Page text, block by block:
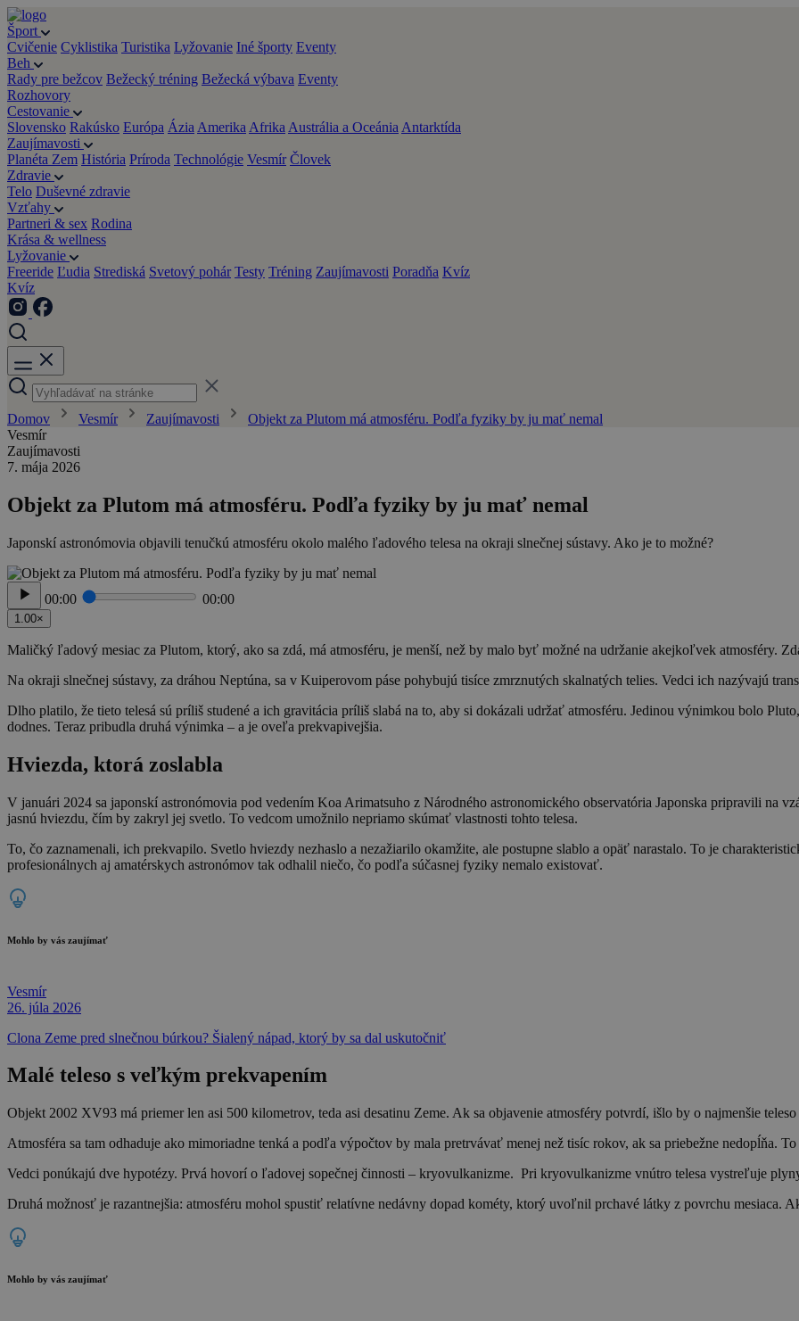
Šport
Cvičenie Cyklistika Turistika Lyžovanie Iné športy Eventy
Beh
Rady pre bežcov Bežecký tréning Bežecká výbava Eventy
Rozhovory
Cestovanie
Slovensko Rakúsko Európa Ázia Amerika Afrika Austrália a Oceánia Antarktída
Zaujímavosti
Planéta Zem História Príroda Technológie Vesmír Človek
Zdravie
Telo Duševné zdravie
Vzťahy
Partneri & sex Rodina
Krása & wellness
Lyžovanie
Freeride Ľudia Strediská Svetový pohár Testy Tréning Zaujímavosti Poradňa Kvíz
Kvíz
Domov Vesmír Zaujímavosti
Objekt za Plutom má atmosféru. Podľa fyziky by ju mať nemal
Vesmír
Zaujímavosti
7. mája 2026
Objekt za Plutom má atmosféru. Podľa fyziky by ju mať nemal
Japonskí astronómovia objavili tenučkú atmosféru okolo malého ľadového telesa na okraji slnečnej sústavy. Ako je to možné?
00:00 00:00
1.00×
Maličký ľadový mesiac za Plutom, ktorý, ako sa zdá, má atmosféru, je menší, než by malo byť možné na udržanie akejkoľvek atmosféry.
Na okraji slnečnej sústavy, za dráhou Neptúna, sa v Kuiperovom páse pohybujú tisíce zmrznutých skalnatých telies. Vedci ich nazývajú
Dlho platilo, že tieto telesá sú príliš studené a ich gravitácia príliš slabá na to, aby si dokázali udržať atmosféru. Jedinou výnimkou bolo
dodnes. Teraz pribudla druhá výnimka – a je oveľa prekvapivejšia.
Hviezda, ktorá zoslabla
V januári 2024 sa japonskí astronómovia pod vedením Koa Arimatsuho z Národného astronomického observatória Japonska pripravili na
jasnú hviezdu, čím by zakryl jej svetlo. To vedcom umožnilo nepriamo skúmať vlastnosti tohto telesa.
To, čo zaznamenali, ich prekvapilo. Svetlo hviezdy nezhaslo a nezažiarilo okamžite, ale postupne slablo a opäť narastalo. To je
profesionálnych aj amatérskych astronómov tak odhalil niečo, čo podľa súčasnej fyziky nemalo existovať.
Mohlo by vás zaujímať
Vesmír
26. júla 2026
Clona Zeme pred slnečnou búrkou? Šialený nápad, ktorý by sa dal uskutočniť
Malé teleso s veľkým prekvapením
Objekt 2002 XV93 má priemer len asi 500 kilometrov, teda asi desatinu Zeme. Ak sa objavenie atmosféry potvrdí, išlo by o najmenšie
Atmosféra sa tam odhaduje ako mimoriadne tenká a podľa výpočtov by mala pretrvávať menej než tisíc rokov, ak sa priebežne nedopĺňa.
Vedci ponúkajú dve hypotézy. Prvá hovorí o ľadovej sopečnej činnosti – kryovulkanizme. Pri kryovulkanizme vnútro telesa vystreľuje
Druhá možnosť je razantnejšia: atmosféru mohol spustiť relatívne nedávny dopad kométy, ktorý uvoľnil prchavé látky z povrchu mesiaca.
Mohlo by vás zaujímať